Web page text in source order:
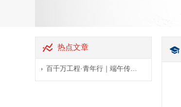
热点文章
百千万工程·青年行｜端午传…